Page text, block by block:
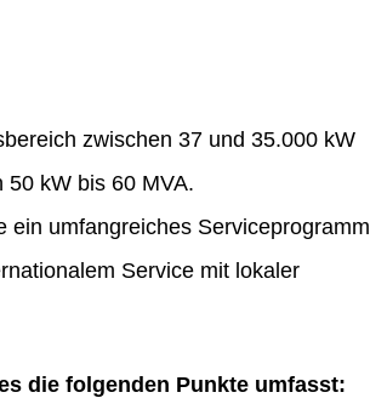
zwischen 37 und 35.000 kW
kW bis 60 MVA.
ein umfangreiches Serviceprogramm
Service mit lokaler
die folgenden Punkte umfasst: